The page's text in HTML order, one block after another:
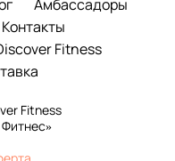
Амбассадоры
Контакты
Fitness
Fitness